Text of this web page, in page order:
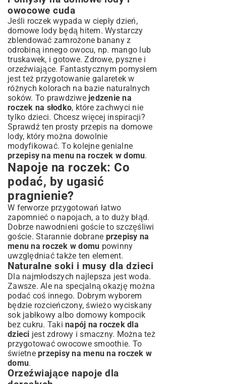
owocowe cuda
Jeśli roczek wypada w ciepły dzień,
domowe lody będą hitem. Wystarczy
zblendować zamrożone banany z
odrobiną innego owocu, np. mango lub
truskawek, i gotowe. Zdrowe, pyszne i
orzeźwiające. Fantastycznym pomysłem
jest też przygotowanie galaretek w
różnych kolorach na bazie naturalnych
soków. To prawdziwe jedzenie na
roczek na słodko, które zachwyci nie
tylko dzieci. Chcesz więcej inspiracji?
Sprawdź ten prosty przepis na domowe
lody, który można dowolnie
modyfikować. To kolejne genialne
przepisy na menu na roczek w domu.
Napoje na roczek: Co
podać, by ugasić
pragnienie?
W ferworze przygotowań łatwo
zapomnieć o napojach, a to duży błąd.
Dobrze nawodnieni goście to szczęśliwi
goście. Starannie dobrane przepisy na
menu na roczek w domu powinny
uwzględniać także ten element.
Naturalne soki i musy dla dzieci
Dla najmłodszych najlepsza jest woda.
Zawsze. Ale na specjalną okazję można
podać coś innego. Dobrym wyborem
będzie rozcieńczony, świeżo wyciskany
sok jabłkowy albo domowy kompocik
bez cukru. Taki napój na roczek dla
dzieci jest zdrowy i smaczny. Można też
przygotować owocowe smoothie. To
świetne przepisy na menu na roczek w
domu.
Orzeźwiające napoje dla